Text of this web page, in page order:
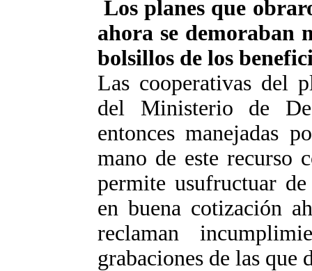
Los planes que
ahora se demoraban
bolsillos de los
Las cooperativas del
del Ministerio de
entonces manejadas
mano de este recurso
permite usufructuar
en buena cotización
reclaman
grabaciones de las que